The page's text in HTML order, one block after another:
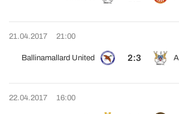
21.04.2017 21:00
Ballinamallard United 2:3
22.04.2017 16:00